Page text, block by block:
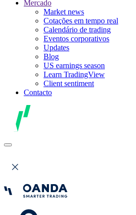
Mercado
Market news
Cotações em tempo real
Calendário de trading
Eventos corporativos
Updates
Blog
US earnings season
Learn TradingView
Client sentiment
Contacto